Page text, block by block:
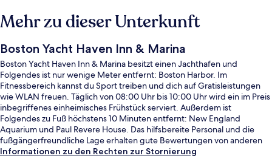
Mehr zu dieser Unterkunft
Boston Yacht Haven Inn & Marina
Boston Yacht Haven Inn & Marina besitzt einen Jachthafen und
Folgendes ist nur wenige Meter entfernt: Boston Harbor. Im
Fitnessbereich kannst du Sport treiben und dich auf Gratisleistungen
wie WLAN freuen. Täglich von 08:00 Uhr bis 10:00 Uhr wird ein im Preis
inbegriffenes einheimisches Frühstück serviert. Außerdem ist
Folgendes zu Fuß höchstens 10 Minuten entfernt: New England
Aquarium und Paul Revere House. Das hilfsbereite Personal und die
fußgängerfreundliche Lage erhalten gute Bewertungen von anderen
Reisenden. Die öffentlichen Verkehrsmittel sind nur einen kurzen
Informationen zu den Rechten zur Stornierung